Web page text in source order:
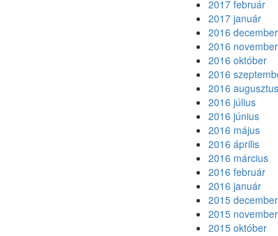
2017 február
2017 január
2016 december
2016 november
2016 október
2016
2016 augusztus
2016 július
2016 június
2016 május
2016 április
2016 március
2016 február
2016 január
2015 december
2015 november
2015 október